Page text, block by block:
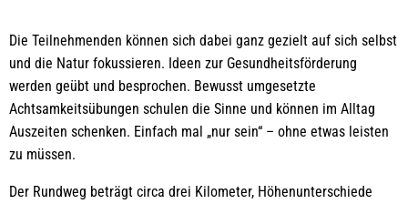
Die Teilnehmenden können sich dabei ganz gezielt auf sich selbst
und die Natur fokussieren. Ideen zur Gesundheitsförderung
werden geübt und besprochen. Bewusst umgesetzte
Achtsamkeitsübungen schulen die Sinne und können im Alltag
Auszeiten schenken. Einfach mal „nur sein“ – ohne etwas leisten
zu müssen.
Der Rundweg beträgt circa drei Kilometer, Höhenunterschiede